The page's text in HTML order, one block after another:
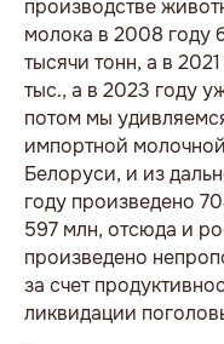
производстве
молока в 2008 году
тысячи тонн, а в
тыс., а в 2023 году
потом мы
импортной
Белоруси, и из
году произведено
597 млн, отсюда и
произведено
за счет
ликвидации